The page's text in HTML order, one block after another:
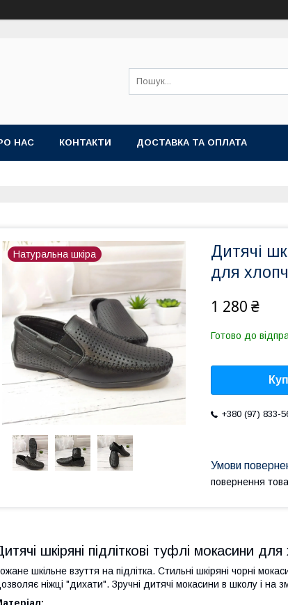
НАС КОНТАКТИ ДОСТАВКА ТА ОПЛАТА
Натуральна шкіра
Дитячі
для
1 280 ₴
Готово до
+380 (97) 833-
повернення
шкіряні підліткові туфлі мокасини
шкільне взуття на підлітка. Стильні шкіряні чорні
ніжці "дихати". Зручні дитячі мокасини в школу і на